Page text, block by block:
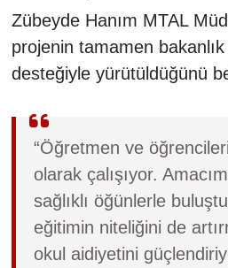
Zübeyde Hanım MTAL
projenin tamamen
desteğiyle yürütüldüğünü
“Öğretmen ve
olarak çalışıyor.
sağlıklı öğünlerle
eğitimin niteliğini de
okul aidiyetini